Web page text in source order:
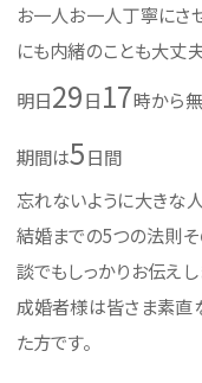
お一人お一人丁寧にさ
にも内緒のことも大丈
明日29日17時から
期間は5日間
忘れないように大きな
結婚までの5つの法則そ
談でもしっかりお伝えし
成婚者様は皆さま素直
た方です。